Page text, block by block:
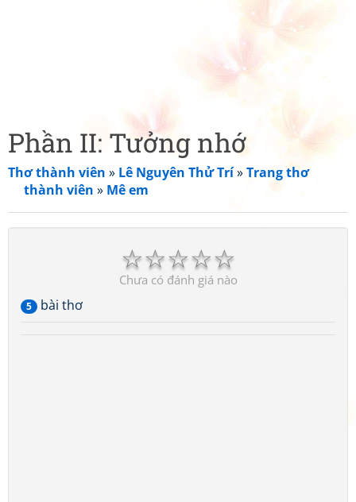
Phần II: Tưởng nhớ
Thơ thành viên » Lê Nguyên Thử Trí»Trang thơ
thành viên » Mê em
☆
☆
☆
☆
☆
Chưa có đánh giá nào
5 bài thơ